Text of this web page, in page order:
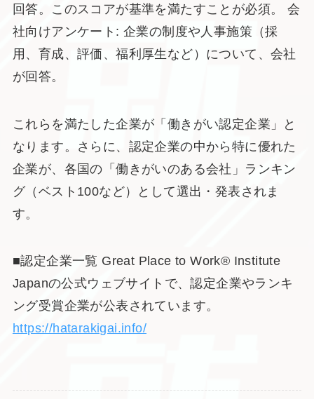
回答。このスコアが基準を満たすことが必須。 会
社向けアンケート: 企業の制度や人事施策（採
用、育成、評価、福利厚生など）について、会社
が回答。
これらを満たした企業が「働きがい認定企業」と
なります。さらに、認定企業の中から特に優れた
企業が、各国の「働きがいのある会社」ランキン
グ（ベスト100など）として選出・発表されま
す。
■認定企業一覧 Great Place to Work® Institute
Japanの公式ウェブサイトで、認定企業やランキ
ング受賞企業が公表されています。
https://hatarakigai.info/